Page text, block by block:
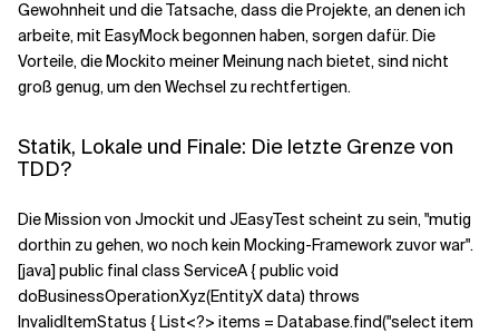
Gewohnheit und die Tatsache, dass die Projekte, an denen ich
arbeite, mit EasyMock begonnen haben, sorgen dafür. Die
Vorteile, die Mockito meiner Meinung nach bietet, sind nicht
groß genug, um den Wechsel zu rechtfertigen.
Statik, Lokale und Finale: Die letzte Grenze von
TDD?
Die Mission von Jmockit und JEasyTest scheint zu sein, "mutig
dorthin zu gehen, wo noch kein Mocking-Framework zuvor war".
[java] public final class ServiceA { public void
doBusinessOperationXyz(EntityX data) throws
InvalidItemStatus { List<?> items = Database.find("select item